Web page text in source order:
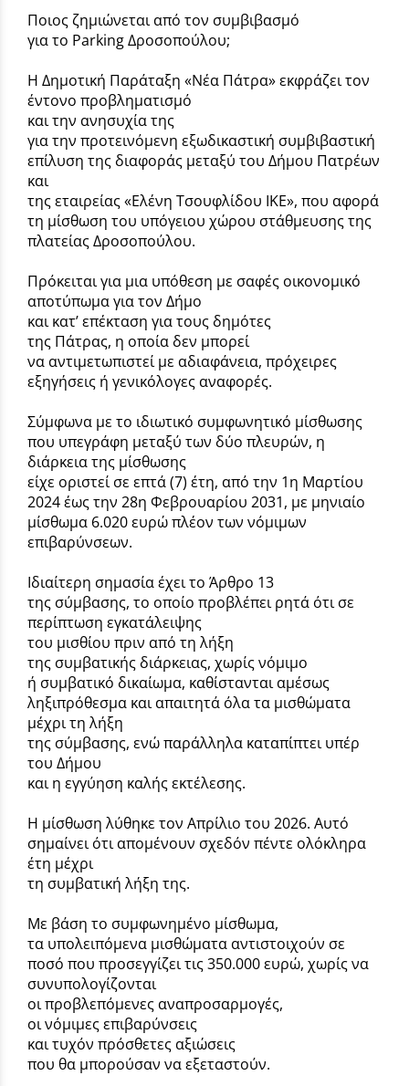
Ποιος ζημιώνεται από τον συμβιβασμό
για το Parking Δροσοπούλου;
Η Δημοτική Παράταξη «Νέα Πάτρα» εκφράζει τον
έντονο προβληματισμό
και την ανησυχία της
για την προτεινόμενη εξωδικαστική συμβιβαστική
επίλυση της διαφοράς μεταξύ του Δήμου Πατρέων
και
της εταιρείας «Ελένη Τσουφλίδου ΙΚΕ», που αφορά
τη μίσθωση του υπόγειου χώρου στάθμευσης της
πλατείας Δροσοπούλου.
Πρόκειται για μια υπόθεση με σαφές οικονομικό
αποτύπωμα για τον Δήμο
και κατ’ επέκταση για τους δημότες
της Πάτρας, η οποία δεν μπορεί
να αντιμετωπιστεί με αδιαφάνεια, πρόχειρες
εξηγήσεις ή γενικόλογες αναφορές.
Σύμφωνα με το ιδιωτικό συμφωνητικό μίσθωσης
που υπεγράφη μεταξύ των δύο πλευρών, η
διάρκεια της μίσθωσης
είχε οριστεί σε επτά (7) έτη, από την 1η Μαρτίου
2024 έως την 28η Φεβρουαρίου 2031, με μηνιαίο
μίσθωμα 6.020 ευρώ πλέον των νόμιμων
επιβαρύνσεων.
Ιδιαίτερη σημασία έχει το Άρθρο 13
της σύμβασης, το οποίο προβλέπει ρητά ότι σε
περίπτωση εγκατάλειψης
του μισθίου πριν από τη λήξη
της συμβατικής διάρκειας, χωρίς νόμιμο
ή συμβατικό δικαίωμα, καθίστανται αμέσως
ληξιπρόθεσμα και απαιτητά όλα τα μισθώματα
μέχρι τη λήξη
της σύμβασης, ενώ παράλληλα καταπίπτει υπέρ
του Δήμου
και η εγγύηση καλής εκτέλεσης.
Η μίσθωση λύθηκε τον Απρίλιο του 2026. Αυτό
σημαίνει ότι απομένουν σχεδόν πέντε ολόκληρα
έτη μέχρι
τη συμβατική λήξη της.
Με βάση το συμφωνημένο μίσθωμα,
τα υπολειπόμενα μισθώματα αντιστοιχούν σε
ποσό που προσεγγίζει τις 350.000 ευρώ, χωρίς να
συνυπολογίζονται
οι προβλεπόμενες αναπροσαρμογές,
οι νόμιμες επιβαρύνσεις
και τυχόν πρόσθετες αξιώσεις
που θα μπορούσαν να εξεταστούν.